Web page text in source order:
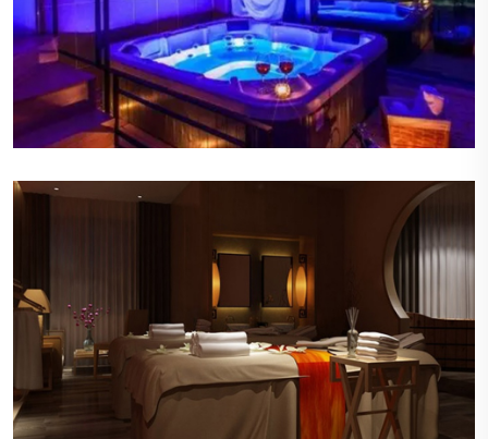
供了一个舒适的视觉环境。
轻柔的背景音乐在会所内缓缓流淌，旋律悠扬，节
奏舒缓，有助于顾客进一步放松身心。